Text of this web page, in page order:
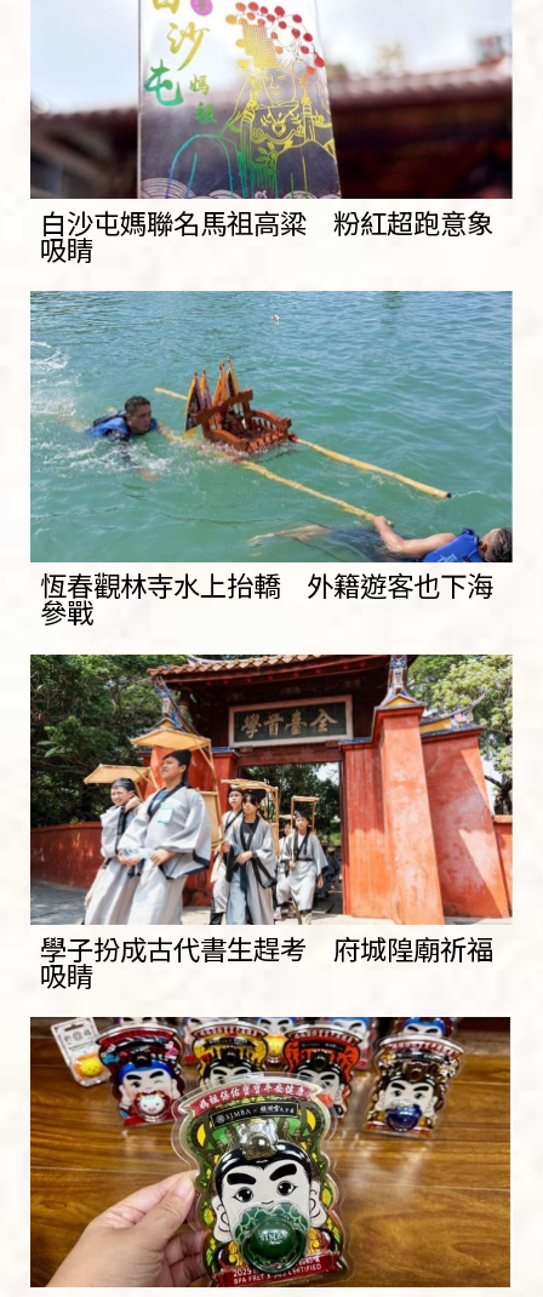
白沙屯媽聯名馬祖高粱 粉紅超跑意象
吸睛
恆春觀林寺水上抬轎 外籍遊客也下海
參戰
學子扮成古代書生趕考 府城隍廟祈福
吸睛